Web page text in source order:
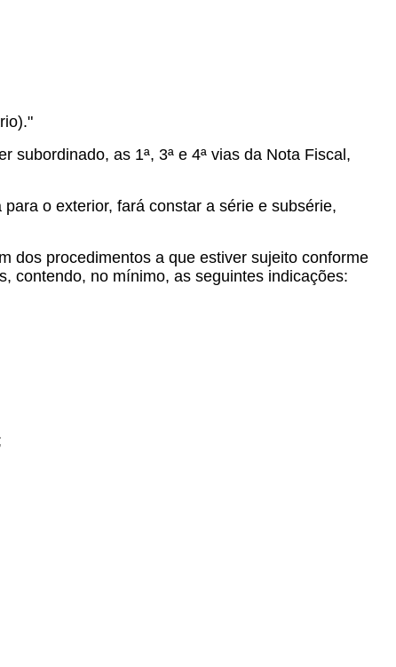
as 1ª, 3ª e 4ª vias da Nota Fiscal,
o exterior, fará constar a série e subsérie,
dos procedimentos a que estiver sujeito conforme
contendo, no mínimo, as seguintes indicações: